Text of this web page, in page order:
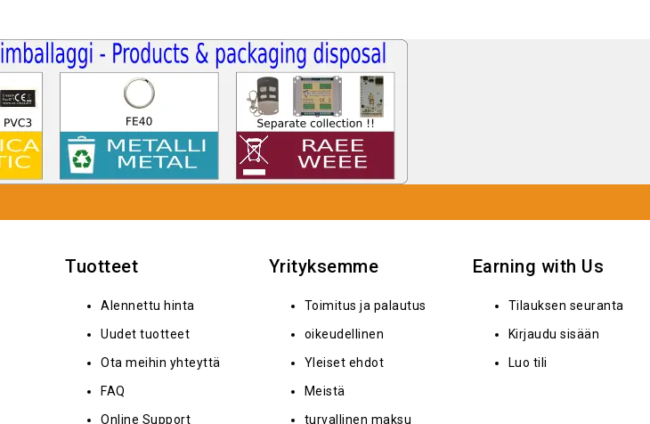
Tuotteet
Alennettu hinta
Uudet tuotteet
Ota meihin yhteyttä
FAQ
Online Support
Yrityksemme
Toimitus ja palautus
oikeudellinen
Yleiset ehdot
Meistä
turvallinen maksu
Earning with Us
Tilauksen seuranta
Kirjaudu sisään
Luo tili